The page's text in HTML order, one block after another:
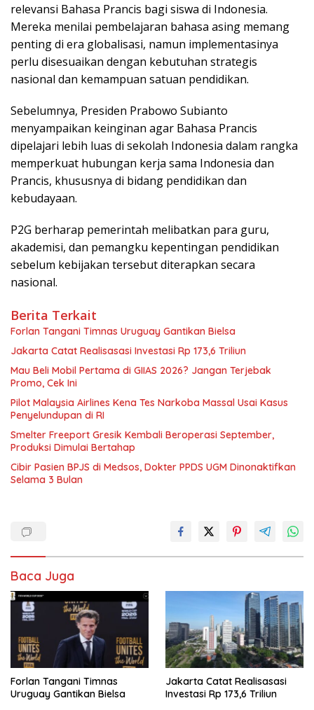
relevansi Bahasa Prancis bagi siswa di Indonesia.
Mereka menilai pembelajaran bahasa asing memang
penting di era globalisasi, namun implementasinya
perlu disesuaikan dengan kebutuhan strategis
nasional dan kemampuan satuan pendidikan.
Sebelumnya, Presiden Prabowo Subianto
menyampaikan keinginan agar Bahasa Prancis
dipelajari lebih luas di sekolah Indonesia dalam rangka
memperkuat hubungan kerja sama Indonesia dan
Prancis, khususnya di bidang pendidikan dan
kebudayaan.
P2G berharap pemerintah melibatkan para guru,
akademisi, dan pemangku kepentingan pendidikan
sebelum kebijakan tersebut diterapkan secara
nasional.
Berita Terkait
Forlan Tangani Timnas Uruguay Gantikan Bielsa
Jakarta Catat Realisasasi Investasi Rp 173,6 Triliun
Mau Beli Mobil Pertama di GIIAS 2026? Jangan Terjebak
Promo, Cek Ini
Pilot Malaysia Airlines Kena Tes Narkoba Massal Usai Kasus
Penyelundupan di RI
Smelter Freeport Gresik Kembali Beroperasi September,
Produksi Dimulai Bertahap
Cibir Pasien BPJS di Medsos, Dokter PPDS UGM Dinonaktifkan
Selama 3 Bulan
Baca Juga
Forlan Tangani Timnas
Uruguay Gantikan Bielsa
Jakarta Catat Realisasasi
Investasi Rp 173,6 Triliun